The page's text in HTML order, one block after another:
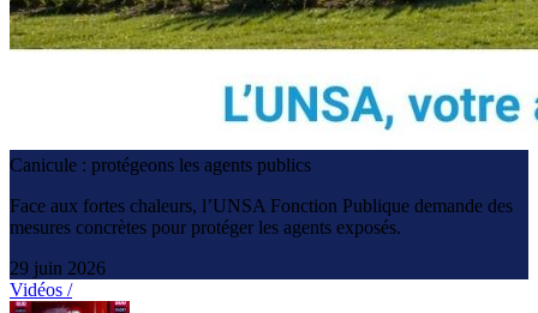
Canicule : protégeons les agents publics
Face aux fortes chaleurs, l’UNSA Fonction Publique demande des
mesures concrètes pour protéger les agents exposés.
29 juin 2026
Vidéos /